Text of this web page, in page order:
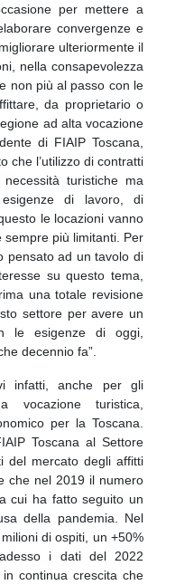
per mettere a
convergenze e
ulteriormente il
nella consapevolezza
non più al passo con le
da proprietario o
ad alta vocazione
di FIAIP Toscana,
che l’utilizzo di contratti
turistiche ma
di lavoro, di
le locazioni vanno
più limitanti. Per
pensato ad un tavolo di
su questo tema,
una totale revisione
settore per avere un
le esigenze di oggi,
decennio fa”.
infatti, anche per gli
turistica,
per la Toscana.
Toscana al Settore
del mercato degli affitti
che nel 2019 il numero
cui ha fatto seguito un
della pandemia. Nel
di ospiti, un +50%
i dati del 2022
continua crescita che